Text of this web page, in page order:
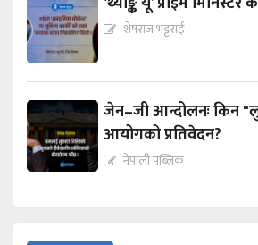
शेषराज भट्टराई
जेन–जी आन्दोलनः किन
आयोगको प्रतिवेदन?
नेपाली पब्लिक